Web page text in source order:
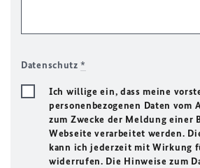
Datenschutz*
Ich willige ein, dass meine
personenbezogenen Daten vom
zum Zwecke der Meldung einer
Webseite verarbeitet werden.
kann ich jederzeit mit Wirkung
widerrufen. Die Hinweise zum